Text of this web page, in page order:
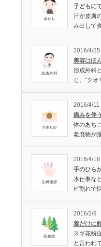
子どもに
汗が皮膚
み出して
2016/4/25
美容はほ
形成外科
じ、“ク
2016/4/11
痛みを伴
体のあち
老廃物が
2016/4/18
手のひら
水仕事な
ビ割れで
2016/2/9
薬だけに
スギ花粉
と言われ